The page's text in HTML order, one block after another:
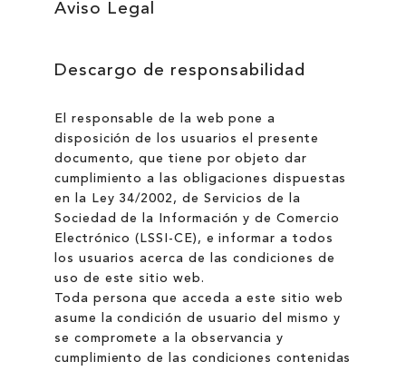
Aviso Legal
Descargo de responsabilidad
El responsable de la web pone a
disposición de los usuarios el presente
documento, que tiene por objeto dar
cumplimiento a las obligaciones dispuestas
en la Ley 34/2002, de Servicios de la
Sociedad de la Información y de Comercio
Electrónico (LSSI-CE), e informar a todos
los usuarios acerca de las condiciones de
uso de este sitio web.
Toda persona que acceda a este sitio web
asume la condición de usuario del mismo y
se compromete a la observancia y
cumplimiento de las condiciones contenidas